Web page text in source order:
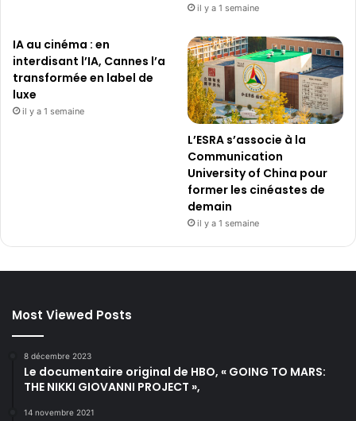
il y a 1 semaine
IA au cinéma : en
interdisant l’IA, Cannes l’a
transformée en label de
luxe
il y a 1 semaine
L’ESRA s’associe à la
Communication
University of China pour
former les cinéastes de
demain
il y a 1 semaine
Most Viewed Posts
8 décembre 2023
Le documentaire original de HBO, « GOING TO MARS:
THE NIKKI GIOVANNI PROJECT »,
14 novembre 2021